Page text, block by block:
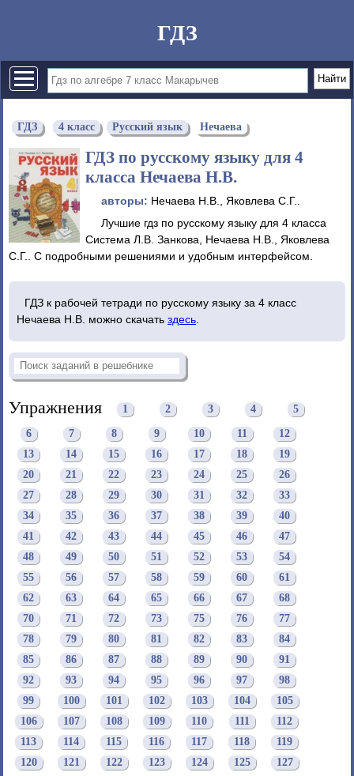
ГДЗ
ГДЗ 4 класс Русский язык Нечаева
ГДЗ по русскому языку для 4
класса Нечаева Н.В.
авторы: Нечаева Н.В., Яковлева С.Г..
Лучшие гдз по русскому языку для 4 класса
Система Л.В. Занкова, Нечаева Н.В., Яковлева
С.Г.. С подробными решениями и удобным интерфейсом.
ГДЗ к рабочей тетради по русскому языку за 4 класс
Нечаева Н.В. можно скачать здесь.
Упражнения 1 2 3 4 5
6 7 8 9 10 11
12
13
14 15 16 17 18
19
20
21 22 23 24 25
26
27
28 29 30 31 32
33
34
35 36 37 38 39
40
41
42 43 44 45 46
47
48
49 50 51 52 53
54
55
56 57 58 59 60
61
62
63 64 65 66 67
68
70
71 72 73 75 76
77
78
79 80 81 82 83
84
85
86 87 88 89 90
91
92
93 94 95 96 97
98
99
100 101 102 103 104
105
106
107 108 109 110 111
112
113
114 115 116 117 118
119
120
121 122 123 124 125
127